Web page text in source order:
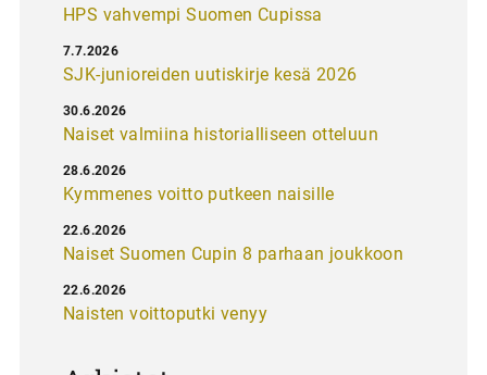
HPS vahvempi Suomen Cupissa
SJK-junioreiden uutiskirje kesä 2026
7.7.2026
Naiset valmiina historialliseen otteluun
30.6.2026
Kymmenes voitto putkeen naisille
28.6.2026
Naiset Suomen Cupin 8 parhaan joukkoon
22.6.2026
Naisten voittoputki venyy
22.6.2026